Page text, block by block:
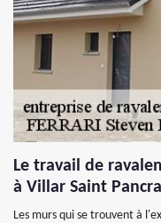
Le travail de
à Villar Saint
Les murs qui se trouvent à